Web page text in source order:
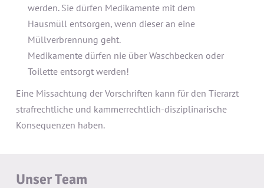
werden. Sie dürfen Medikamente mit dem
Hausmüll entsorgen, wenn dieser an eine
Müllverbrennung geht.
Medikamente dürfen nie über Waschbecken oder
Toilette entsorgt werden!
Eine Missachtung der Vorschriften kann für den Tierarzt
strafrechtliche und kammerrechtlich-disziplinarische
Konsequenzen haben.
Unser Team